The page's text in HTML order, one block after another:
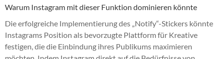
Warum Instagram mit dieser Funktion dominieren könnte
Die erfolgreiche Implementierung des „Notify“-Stickers könnte
Instagrams Position als bevorzugte Plattform für Kreative
festigen, die die Einbindung ihres Publikums maximieren